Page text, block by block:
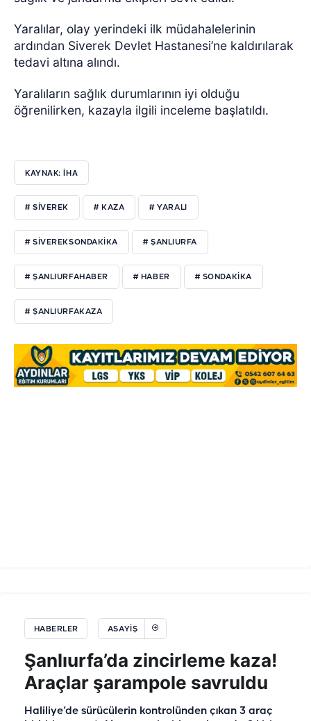
Yaralılar, olay yerindeki ilk müdahalelerinin
ardından Siverek Devlet Hastanesi’ne kaldırılarak
tedavi altına alındı.
Yaralıların sağlık durumlarının iyi olduğu
öğrenilirken, kazayla ilgili inceleme başlatıldı.
KAYNAK: İHA
# SİVEREK # KAZA # YARALI
# SİVEREKSONDAKİKA # ŞANLIURFA
# ŞANLIURFAHABER # HABER # SONDAKİKA
# ŞANLIURFAKAZA
HABERLER ASAYIŞ
Şanlıurfa’da zincirleme kaza!
Araçlar şarampole savruldu
Haliliye’de sürücülerin kontrolünden çıkan 3 araç